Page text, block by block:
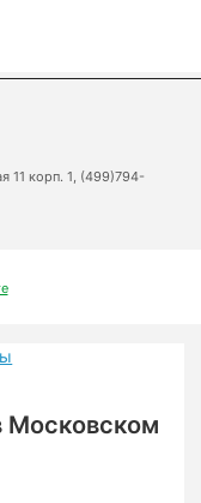
11 корп. 1, (499)794-
Московском